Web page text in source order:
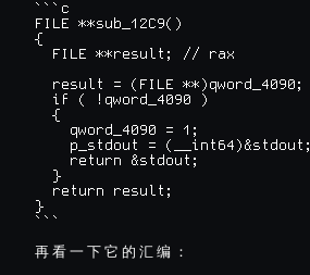
```c
FILE **sub_12C9()
{
  FILE **result; // rax
  result = (FILE **)qword_4090;
  if ( !qword_4090 )
  {
    qword_4090 = 1;
    p_stdout = (__int64)&stdout;
    return &stdout;
  }
  return result;
}
```
再 看 一 下 它 的 汇 编 ：